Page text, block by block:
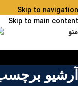
Skip to navigation
Skip to main content
منو
آرشیو